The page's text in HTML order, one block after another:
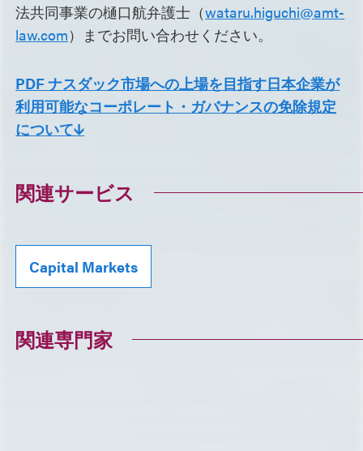
法共同事業の樋口航弁護士（wataru.higuchi@amt-
law.com）までお問い合わせください。
PDF ナスダック市場への上場を目指す日本企業が
利用可能なコーポレート・ガバナンスの免除規定
について🡫
関連サービス
Capital Markets
関連専門家